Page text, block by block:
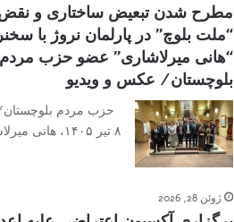
مطرح شدن تبعیض ساختاری و
“ملت بلوچ” در پارلمان نروژ با
“هانی میرلاشاری” عضو حزب مردم
بلوچستان/ عکس و ویدیو
حزب مردم
۸ تیر ۱۴۰۵، هانی میرلاشاری، از…
ژوئن 28, 2026